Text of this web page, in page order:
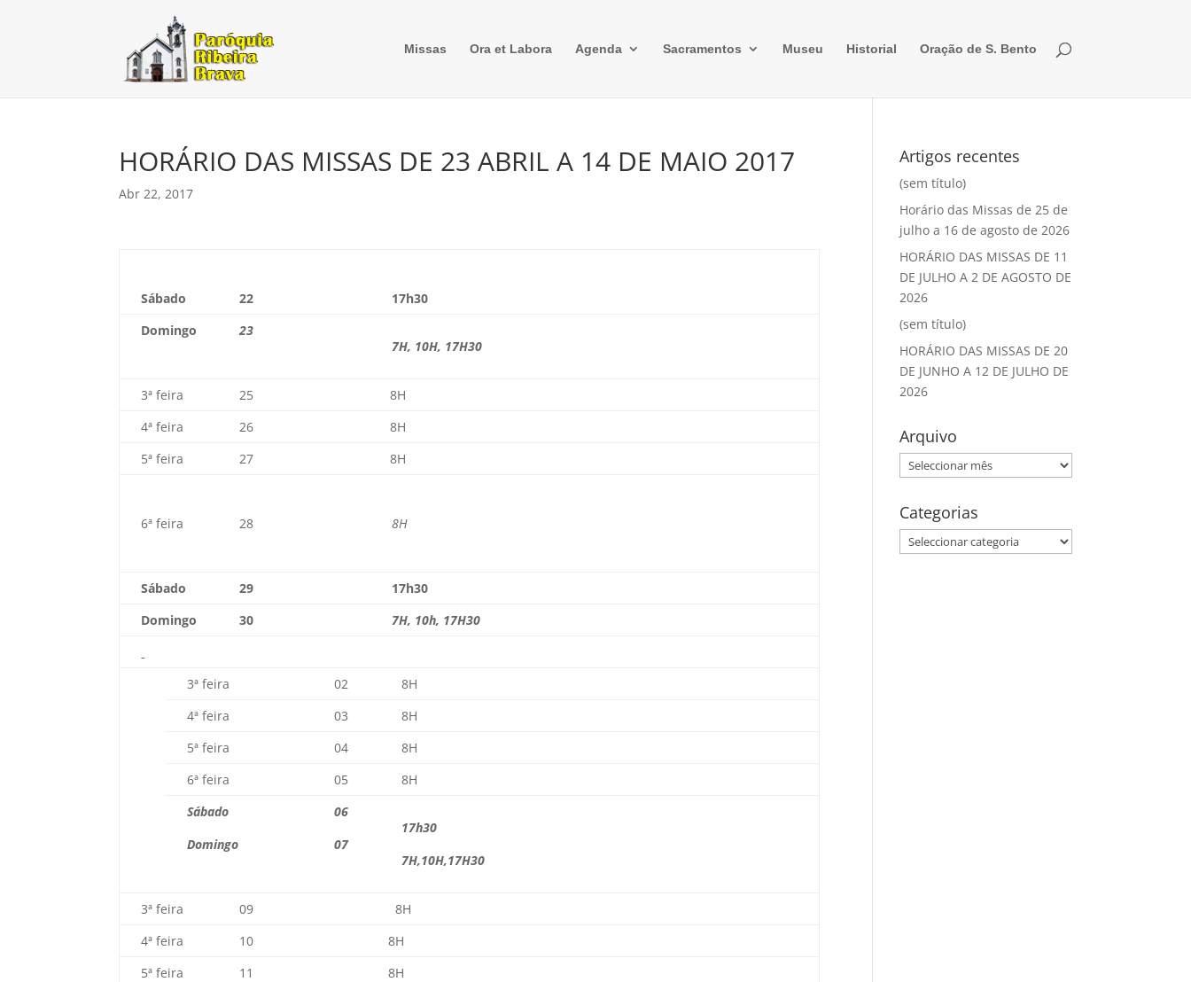
Missas Ora et Labora Agenda Sacramentos Museu Historial Oração de S. Bento
HORÁRIO DAS MISSAS DE 23 ABRIL A 14 DE MAIO 2017
Abr 22, 2017
Sábado 22
17h30
Domingo
23
7H, 10H, 17H30
3ª feira 25
8H
4ª feira
26
8H
5ª feira
27 8H
6ª feira 28 8H
Sábado 29
17h30
Domingo
30 7H, 10h, 17H30
3ª feira 02
8H
4ª feira
03
8H
5ª feira
04
8H
6ª feira
05
8H
Sábado
Domingo
06
07
17h30
7H,10H,17H30
3ª feira 09
8H
4ª feira
10
8H
5ª feira
11 8H
Artigos recentes
(sem título)
Horário das Missas de 25 de
julho a 16 de agosto de 2026
HORÁRIO DAS MISSAS DE 11
DE JULHO A 2 DE AGOSTO DE
2026
(sem título)
HORÁRIO DAS MISSAS DE 20
DE JUNHO A 12 DE JULHO DE
2026
Arquivo
Arquivo
Categorias
Categorias